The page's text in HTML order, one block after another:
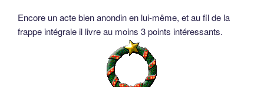
Encore un acte bien anondin en lui-même, et au fil de la
frappe intégrale il livre au moins 3 points intéressants.